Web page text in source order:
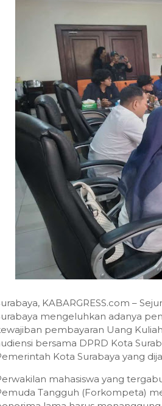
KABARGRESS.com –
mengeluhkan adanya
pembayaran Uang
bersama DPRD Kota
Kota Surabaya yang
mahasiswa yang
Tangguh (Forkompeta)